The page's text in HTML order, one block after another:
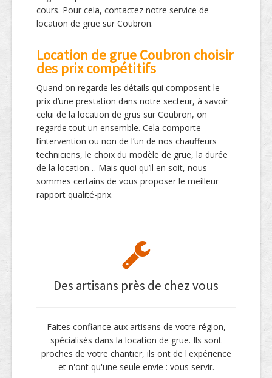
cours. Pour cela, contactez notre service de
location de grue sur Coubron.
Location de grue Coubron choisir
des prix compétitifs
Quand on regarde les détails qui composent le
prix d’une prestation dans notre secteur, à savoir
celui de la location de grus sur Coubron, on
regarde tout un ensemble. Cela comporte
l’intervention ou non de l’un de nos chauffeurs
techniciens, le choix du modèle de grue, la durée
de la location… Mais quoi qu’il en soit, nous
sommes certains de vous proposer le meilleur
rapport qualité-prix.
Des artisans près de chez vous
Faites confiance aux artisans de votre région,
spécialisés dans la location de grue. Ils sont
proches de votre chantier, ils ont de l'expérience
et n'ont qu'une seule envie : vous servir.